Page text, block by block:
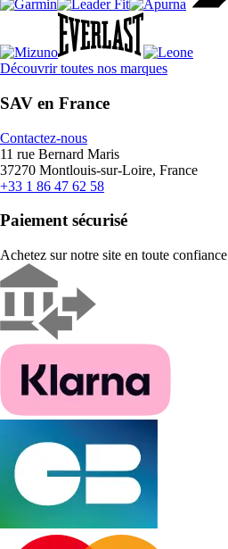
Découvrir toutes nos marques
SAV en France
Contactez-nous
11 rue Bernard Maris
37270 Montlouis-sur-Loire, France
+33 1 86 47 62 58
Paiement sécurisé
Achetez sur notre site en toute confiance